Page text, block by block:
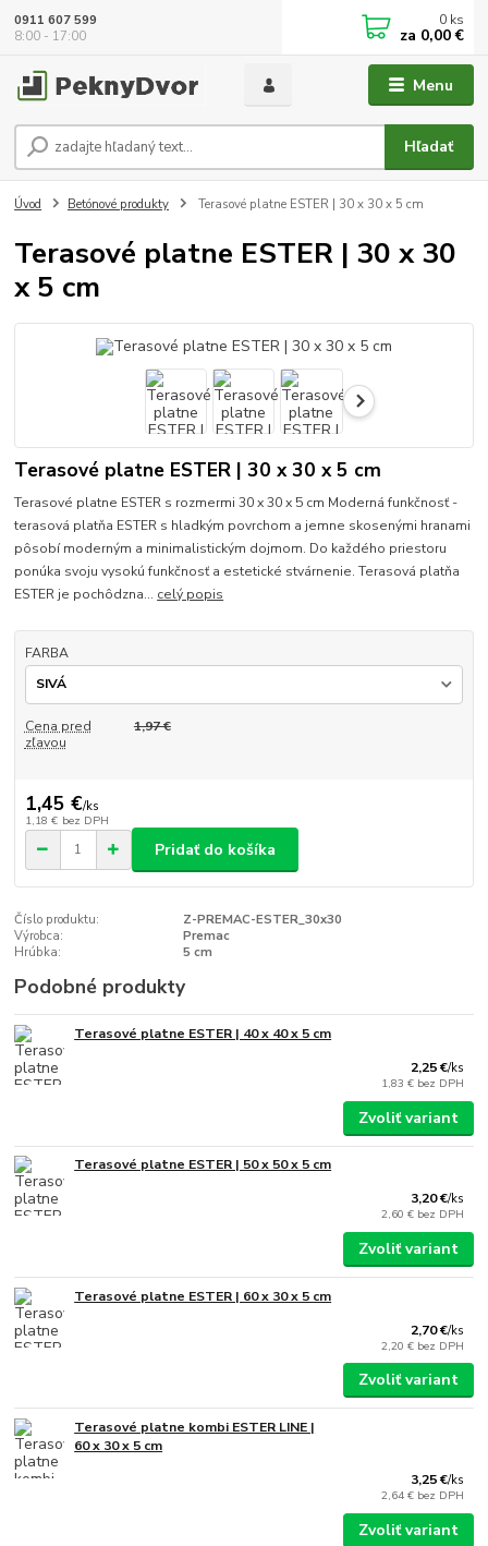
Menu
Hľadať
0911 607 599
8:00 - 17:00
0 ks
za 0,00 €
Úvod Betónové produkty Terasové platne ESTER | 30 x 30 x 5 cm
Terasové platne ESTER | 30 x 30
x 5 cm
Terasové platne ESTER | 30 x 30 x 5 cm
Terasové platne ESTER s rozmermi 30 x 30 x 5 cm Moderná funkčnosť -
terasová platňa ESTER s hladkým povrchom a jemne skosenými hranami
pôsobí moderným a minimalistickým dojmom. Do každého priestoru
ponúka svoju vysokú funkčnosť a estetické stvárnenie. Terasová platňa
ESTER je pochôdzna... celý popis
FARBA
Cena pred
zľavou
1,97 €
1,45 €/ks
1,18 € bez DPH
Pridať do košíka
Číslo produktu:
Z-PREMAC-ESTER_30x30
Výrobca:
Premac
Hrúbka:
5 cm
Podobné produkty
Terasové platne ESTER | 40 x 40 x 5 cm
2,25 €/ks
1,83 € bez DPH
Zvoliť variant
Terasové platne ESTER | 50 x 50 x 5 cm
3,20 €/ks
2,60 € bez DPH
Zvoliť variant
Terasové platne ESTER | 60 x 30 x 5 cm
2,70 €/ks
2,20 € bez DPH
Zvoliť variant
Terasové platne kombi ESTER LINE |
60 x 30 x 5 cm
3,25 €/ks
2,64 € bez DPH
Zvoliť variant